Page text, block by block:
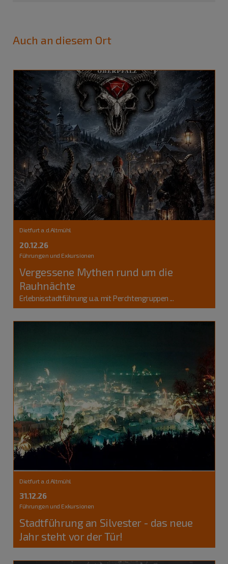
Auch an diesem Ort
Dietfurt a.d.Altmühl
20.12.26
Führungen und Exkursionen
Vergessene Mythen rund um die
Rauhnächte
Erlebnisstadtführung u.a. mit Perchtengruppen ...
Dietfurt a.d.Altmühl
31.12.26
Führungen und Exkursionen
Stadtführung an Silvester - das neue
Jahr steht vor der Tür!